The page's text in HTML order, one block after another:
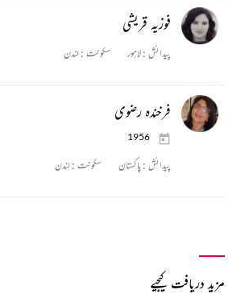
فوزیہ قریشی
پیدائش :لاہور سکونت : لندن
فرخندہ رضوی
1956
پیدائش : پاکستان سکونت : لندن
مزید دریافت کیجیے